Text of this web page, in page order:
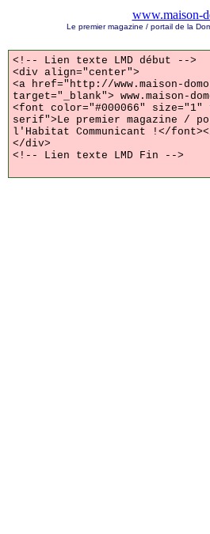
www.maison-
Le premier magazine / portail de la
<!-- Lien texte LMD début -->
<div align="center">
<a href="http://www.maison-
target="_blank"> www.maison-
<font color="#000066"
serif">Le premier magazine /
l'Habitat Communicant !</
</div>
<!-- Lien texte LMD Fin -->